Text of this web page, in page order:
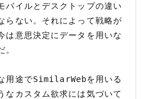
バイルとデスクトップの違い
らない。それによって戦略が
は意思決定にデータを用いな
。
用途でSimilarWebを用いる
なカスタム欲求には気づいて